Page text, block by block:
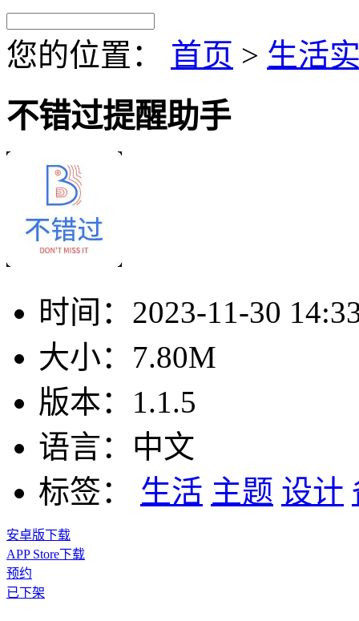
您的位置： 首页 > 生活
不错过提醒助手
时间： 2023-11-30
大小： 7.80M
版本： 1.1.5
语言： 中文
标签：
生活 主题 设计
安卓版下载
APP Store下载
预约
已下架